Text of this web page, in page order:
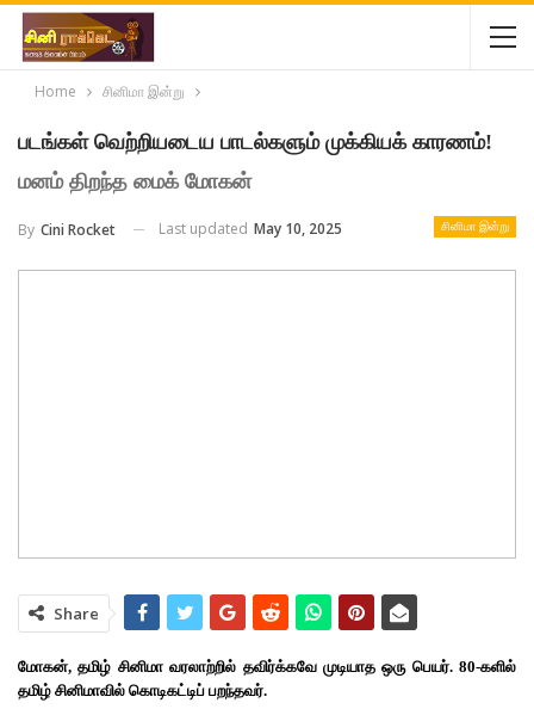
Home சினிமா இன்று
படங்கள் வெற்றியடைய பாடல்களும் முக்கியக் காரணம்!
மனம் திறந்த மைக் மோகன்
சினிமா இன்று
By Cini Rocket Last updated May 10, 2025
Share
மோகன், தமிழ் சினிமா வரலாற்றில் தவிர்க்கவே முடியாத ஒரு பெயர். 80-களில்
தமிழ் சினிமாவில் கொடிகட்டிப் பறந்தவர்.